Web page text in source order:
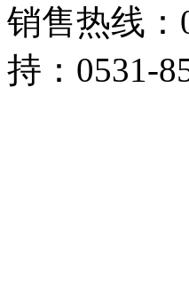
销售热线：
持：0531-